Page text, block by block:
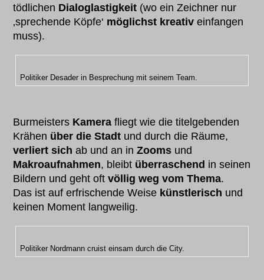
tödlichen Dialoglastigkeit (wo ein Zeichner nur
‚sprechende Köpfe‘ möglichst kreativeinfangen
muss).
Politiker Desader in Besprechung mit seinem Team.
Burmeisters Kamera fliegt wie die titelgebenden
Krähen über die Stadt und durch die Räume,
verliert sich ab und an inZooms und
Makroaufnahmen, bleibt überraschend in seinen
Bildern und geht oftvöllig weg vom Thema.
Das ist auf erfrischende Weise künstlerisch und
keinen Moment langweilig.
Politiker Nordmann cruist einsam durch die City.